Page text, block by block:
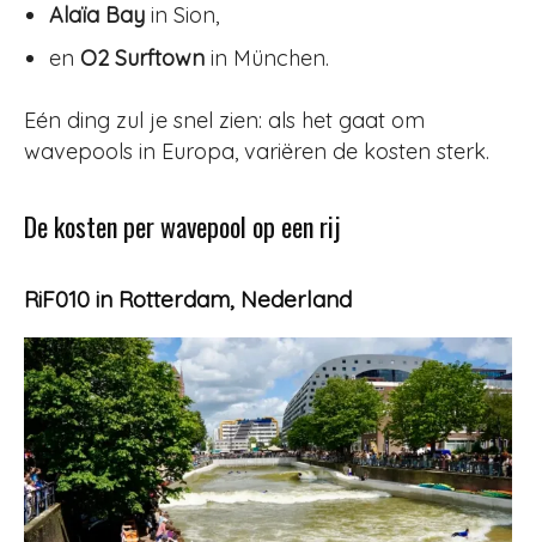
Alaïa Bay in Sion,
en O2 Surftown in München.
Eén ding zul je snel zien: als het gaat om
wavepools in Europa, variëren de kosten sterk.
De kosten per wavepool op een rij
RiF010 in Rotterdam, Nederland